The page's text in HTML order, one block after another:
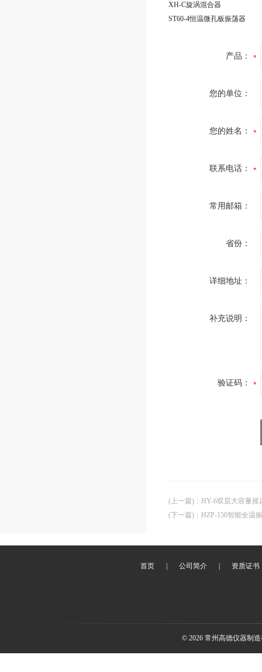
XH-C旋涡混合器
ST60-4恒温微孔板振荡器
产品：
您的单位：
您的姓名：
联系电话：
常用邮箱：
省份：
详细地址：
补充说明：
验证码：
(上一篇) ： HY-6双层大容量摇
(下一篇) ： HZP-150智能全温
首页 公司简介 资质证书
© 2026 常州高德仪器制